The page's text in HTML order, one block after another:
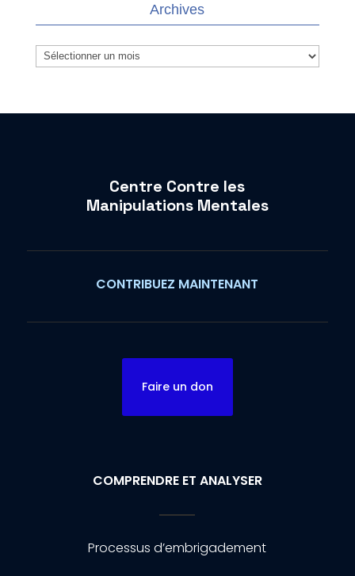
Archives
Archives
Centre Contre les
Manipulations Mentales
CONTRIBUEZ MAINTENANT
Faire un don
COMPRENDRE ET ANALYSER
Processus d’embrigadement